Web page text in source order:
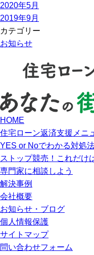
2020年5月
2019年9月
カテゴリー
お知らせ
HOME
住宅ローン返済支援メニ
YES or Noでわかる対処
ストップ競売！これだけ
専門家に相談しよう
解決事例
会社概要
お知らせ・ブログ
個人情報保護
サイトマップ
問い合わせフォーム